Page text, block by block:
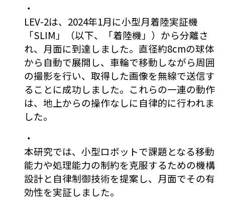
・
LEV-2は、2024年1月に小型月着陸実証機
「SLIM」（以下、「着陸機」）から分離さ
れ、月面に到達しました。直径約8cmの球体
から自動で展開し、車輪で移動しながら周囲
の撮影を行い、取得した画像を無線で送信す
ることに成功しました。これらの一連の動作
は、地上からの操作なしに自律的に行われま
した。
・
本研究では、小型ロボットで課題となる移動
能力や処理能力の制約を克服するための機構
設計と自律制御技術を提案し、月面でその有
効性を実証しました。